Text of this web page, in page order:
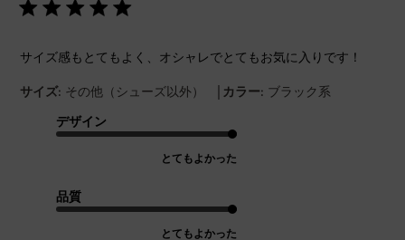
サイズ感もとてもよく、オシャレでとてもお気に入りです！
サイズ: その他（シューズ以外） | カラー: ブラック系
デザイン
とてもよかった
品質
とてもよかった